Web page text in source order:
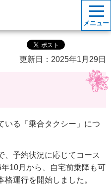
メニュー
更新日：2025年1月29日
いる「乗合タクシー」につ
、予約状況に応じてコース
10月から、自宅前乗降も可
運行を開始しました。